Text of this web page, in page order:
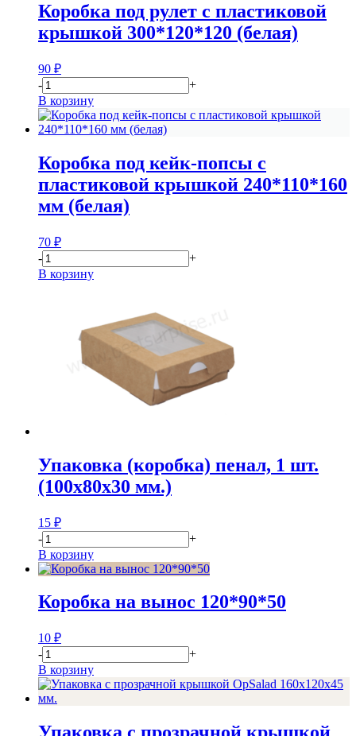
Коробка под рулет с пластиковой
крышкой 300*120*120 (белая)
90 ₽
-
+
В корзину
Коробка под кейк-попсы с
пластиковой крышкой 240*110*160
мм (белая)
70 ₽
-
+
В корзину
Упаковка (коробка) пенал, 1 шт.
(100х80х30 мм.)
15 ₽
-
+
В корзину
Коробка на вынос 120*90*50
10 ₽
-
+
В корзину